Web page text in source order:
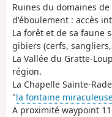
Ruines du domaines
d'éboulement : accès
La forêt et de sa faune
gibiers (cerfs,
La Vallée du Gratte-
région.
La Chapelle Sainte-
"la fontaine
A proximité waypoint